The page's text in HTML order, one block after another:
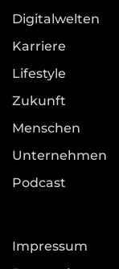
Digitalwelten
Karriere
Lifestyle
Zukunft
Menschen
Unternehmen
Podcast
Impressum